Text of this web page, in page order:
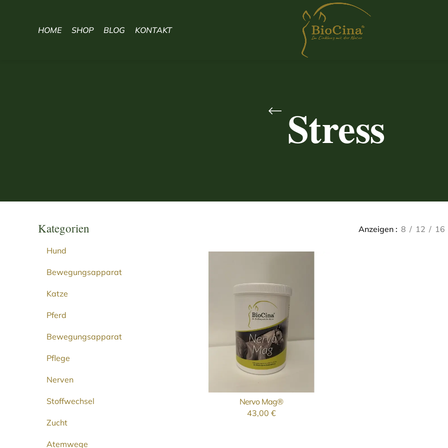
HOME SHOP BLOG KONTAKT
Stress
Kategorien
Hund
Bewegungsapparat
Katze
Pferd
Bewegungsapparat
Pflege
Nerven
Stoffwechsel
Zucht
Atemwege
Anzeigen 8 12 16
AUSFÜHRUNG WÄHLEN
Nervo Mag®
43,00 €